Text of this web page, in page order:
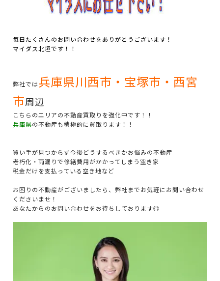
毎日たくさんのお問い合わせをありがとうございます！
マイダス北垣です！！
弊社では兵庫県川西市・宝塚市・西宮
市周辺
こちらのエリアの不動産買取りを強化中です！！
兵庫県の不動産も積極的に買取ります！！
買い手が見つからず今後どうするべきかお悩みの不動産
老朽化・雨漏りで修繕費用がかかってしまう空き家
税金だけを支払っている空き地など
お困りの不動産がございましたら、弊社までお気軽にお問い合わせ
くださいませ！
あなたからのお問い合わせをお待ちしております◎